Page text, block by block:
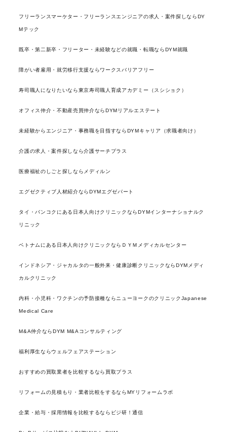
フリーランスマーケター・フリーランスエンジニアの求人・案件探しならDY
Mテック
既卒・第二新卒・フリーター・未経験などの就職・転職ならDYM就職
障がい者雇用・就労移行支援ならワークスバリアフリー
寿司職人になりたいなら東京寿司職人育成アカデミー（スシショク）
オフィス仲介・不動産売買仲介ならDYMリアルエステート
未経験からエンジニア・事務職を目指すならDYMキャリア（求職者向け）
介護の求人・案件探しなら介護サーチプラス
医療福祉のしごと探しならメディルン
エグゼクティブ人材紹介ならDYMエグゼパート
タイ・バンコクにある日本人向けクリニックならDYMインターナショナルク
リニック
ベトナムにある日本人向けクリニックならＤＹＭメディカルセンター
インドネシア・ジャカルタの一般外来・健康診断クリニックならDYMメディ
カルクリニック
内科・小児科・ワクチンの予防接種ならニューヨークのクリニックJapanese
Medical Care
M&A仲介ならDYM M&Aコンサルティング
福利厚生ならウェルフェアステーション
おすすめの買取業者を比較するなら買取プラス
リフォームの見積もり・業者比較をするならMYリフォームラボ
企業・給与・採用情報を比較するならビジ研！通信